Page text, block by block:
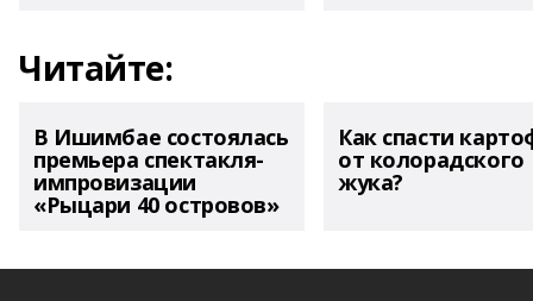
Читайте:
В Ишимбае состоялась
премьера спектакля-
импровизации
«Рыцари 40 островов»
Как спасти
от колорадского
жука?